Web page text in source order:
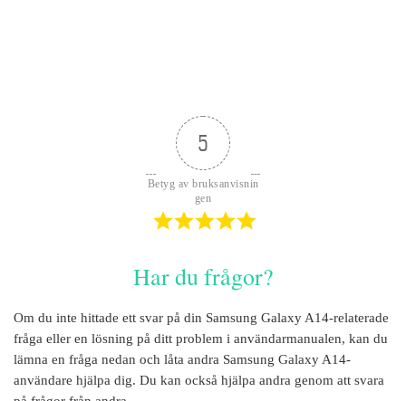
5
Betyg av bruksanvisnin
gen
Har du frågor?
Om du inte hittade ett svar på din Samsung Galaxy A14-relaterade
fråga eller en lösning på ditt problem i användarmanualen, kan du
lämna en fråga nedan och låta andra Samsung Galaxy A14-
användare hjälpa dig. Du kan också hjälpa andra genom att svara